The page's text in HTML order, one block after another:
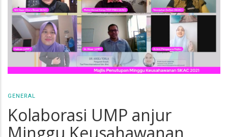
GENERAL
Kolaborasi UMP anjur